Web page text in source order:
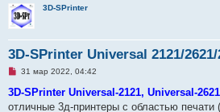
3D-SPrinter
3D-SPrinter Universal 2121/2621/
Н
п
о
31 мар 2022, 04:42
3D-SPrinter Universal-2121, Universal-
отличные 3д-принтеры с областью печати